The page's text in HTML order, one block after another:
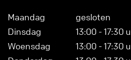
Maandag
gesloten
Dinsdag
13:00 - 17:30
Woensdag
13:00 - 17:30